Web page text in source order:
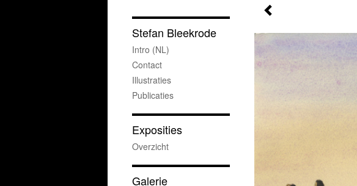
Stefan Bleekrode
Intro (NL)
Contact
Illustraties
Publicaties
Exposities
Overzicht
Galerie